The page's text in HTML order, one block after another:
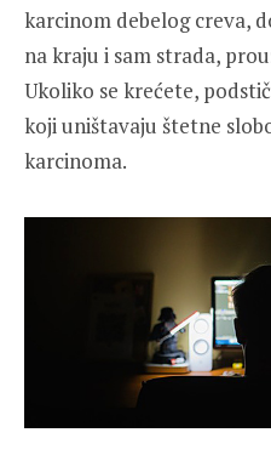
karcinom debelog creva,
na kraju i sam strada,
Ukoliko se krećete,
koji uništavaju štetne
karcinoma.